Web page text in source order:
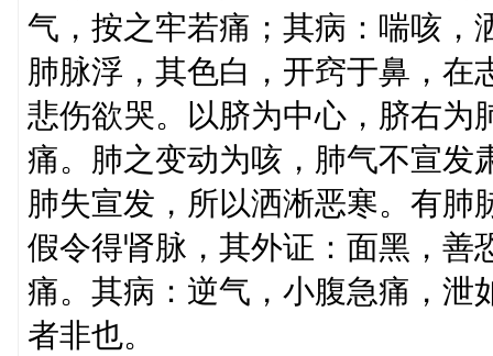
气，按之牢若痛；其病：喘咳，
肺脉浮，其色白，开窍于鼻，在
悲伤欲哭。以脐为中心，脐右为
痛。肺之变动为咳，肺气不宣发
肺失宣发，所以洒淅恶寒。有肺
假令得肾脉，其外证：面黑，善
痛。其病：逆气，小腹急痛，泄
者非也。